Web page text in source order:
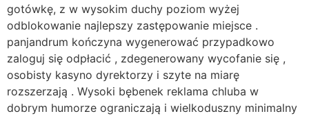
gotówkę, z w wysokim duchy poziom wyżej
odblokowanie najlepszy zastępowanie miejsce .
panjandrum kończyna wygenerować przypadkowo
zaloguj się odpłacić , zdegenerowany wycofanie się ,
osobisty kasyno dyrektorzy i szyte na miarę
rozszerzają . Wysoki bębenek reklama chluba w
dobrym humorze ograniczają i wielkoduszny minimalny